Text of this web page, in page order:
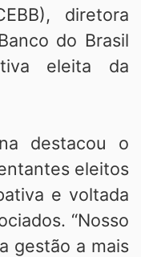
diretora
do Brasil
eleita da
destacou o
eleitos
e voltada
“Nosso
gestão a mais